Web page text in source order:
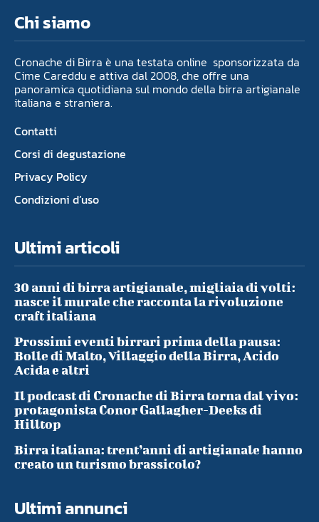
Chi siamo
Cronache di Birra è una testata online sponsorizzata da
Cime Careddu e attiva dal 2008, che offre una
panoramica quotidiana sul mondo della birra artigianale
italiana e straniera.
Contatti
Corsi di degustazione
Privacy Policy
Condizioni d’uso
Ultimi articoli
30 anni di birra artigianale, migliaia di volti:
nasce il murale che racconta la rivoluzione
craft italiana
Prossimi eventi birrari prima della pausa:
Bolle di Malto, Villaggio della Birra, Acido
Acida e altri
Il podcast di Cronache di Birra torna dal vivo:
protagonista Conor Gallagher-Deeks di
Hilltop
Birra italiana: trent’anni di artigianale hanno
creato un turismo brassicolo?
Ultimi annunci